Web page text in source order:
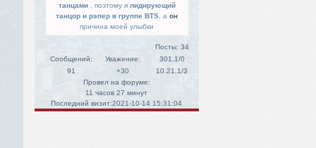
танцами
, поэтому я лидирующий
танцор и рэпер в группе BTS , а он
причина моей улыбки
Сообщений:
91
Уважение:
+30
Посты: 34
301,1/0
10.21,1/3
Провел на форуме:
11 часов 27 минут
Последний визит:2021-10-14 15:31:04